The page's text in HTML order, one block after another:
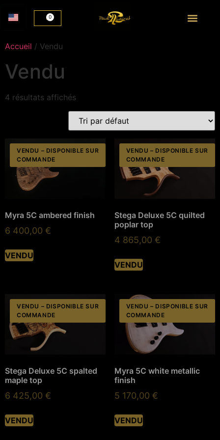
0
Accueil / Vendu
Vendu
4 résultats affichés
VENDU – DISPONIBLE SUR
COMMANDE
Myra 5C ambered finish
6 400,00 €
VENDU
VENDU – DISPONIBLE SUR
COMMANDE
Stega Deluxe 5C quilted
poplar top
4 865,00 €
VENDU
VENDU – DISPONIBLE SUR
COMMANDE
Stega Deluxe 5C spalted
maple top
6 425,00 €
VENDU
VENDU – DISPONIBLE SUR
COMMANDE
Myra 5C white metallic
finish
5 170,00 €
VENDU